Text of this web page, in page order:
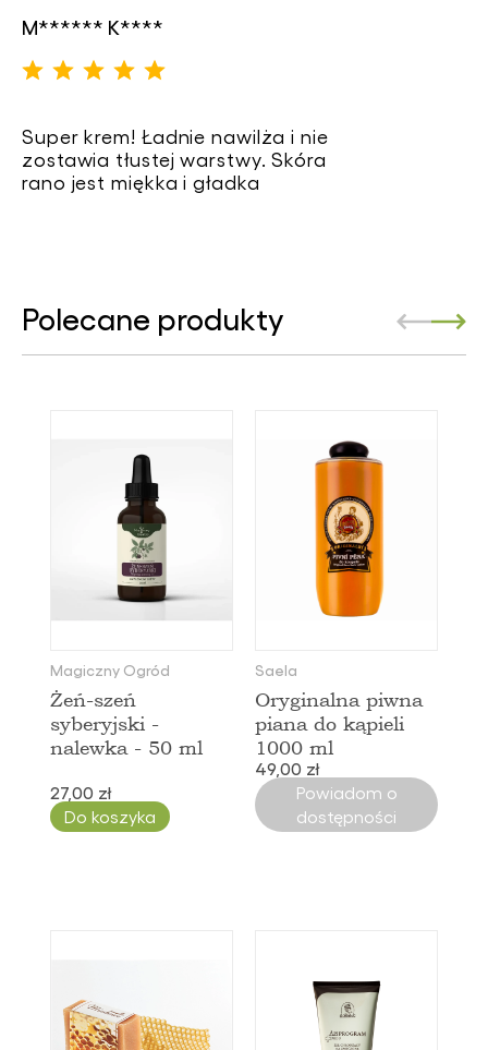
M****** K****
Super krem! Ładnie nawilża i nie
zostawia tłustej warstwy. Skóra
rano jest miękka i gładka
Polecane produkty
Magiczny Ogród
Żeń-szeń
syberyjski -
nalewka - 50 ml
27,00 zł
Do koszyka
Saela
Oryginalna piwna
piana do kąpieli
1000 ml
49,00 zł
Powiadom o
dostępności